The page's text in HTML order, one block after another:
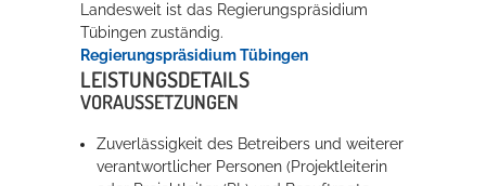
Landesweit ist das Regierungspräsidium
Tübingen zuständig.
Regierungspräsidium Tübingen
LEISTUNGSDETAILS
VORAUSSETZUNGEN
Zuverlässigkeit des Betreibers und weiterer
verantwortlicher Personen (Projektleiterin